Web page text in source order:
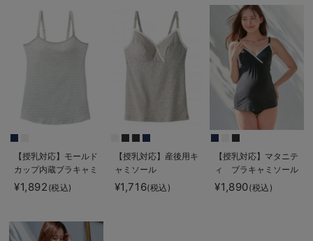
える】
【授乳対応】モールド
カップ内蔵ブラキャミ
【出産後も長く使え
る】
¥1,892 (税込)
【授乳対応】産後用キ
ャミソール
¥1,716(税込)
【授乳対応】マタニテ
ィ ブラキャミソール
【出産後も長く使え
る】
¥1,890(税込)